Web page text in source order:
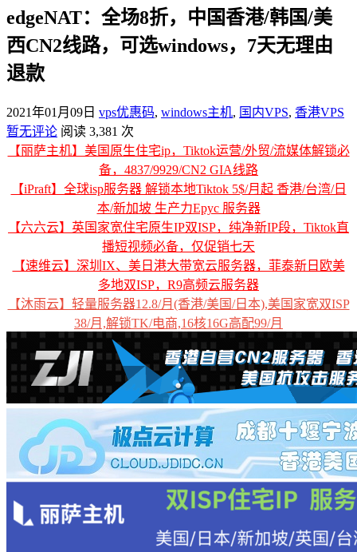
edgeNAT：全场8折，中国香港/韩国/美
西CN2线路，可选windows，7天无理由
退款
2021年01月09日 vps优惠码, windows主机, 国内VPS, 香港VPS
暂无评论 阅读 3,381 次
【丽萨主机】美国原生住宅ip，Tiktok运营/外贸/流媒体解锁必
备，4837/9929/CN2 GIA线路
【iPraft】全球isp服务器 解锁本地Tiktok 5$/月起 香港/台湾/日
本/新加坡 生产力Epyc 服务器
【六六云】英国家宽住宅原生IP双ISP，纯净新IP段，Tiktok直
播短视频必备，仅促销七天
【速维云】深圳IX、美日港大带宽云服务器，菲泰新日欧美
多地双ISP，R9高频云服务器
【沐雨云】轻量服务器12.8/月(香港/美国/日本),美国家宽双ISP
38/月,解锁TK/电商,16核16G高配99/月